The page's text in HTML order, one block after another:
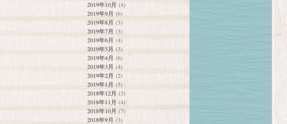
2019年10月 (4)
2019年9月 (6)
2019年8月 (3)
2019年7月 (3)
2019年6月 (4)
2019年5月(3)
2019年4月 (6)
2019年3月 (4)
2019年2月 (2)
2019年1月 (5)
2018年12月 (3)
2018年11月 (4)
2018年10月(7)
2018年9月 (3)